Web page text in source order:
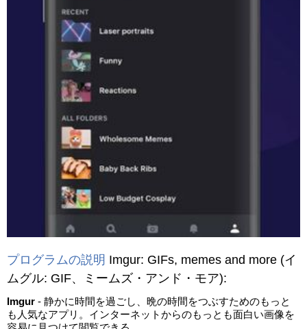
プログラムの説明 Imgur: GIFs, memes and more (イ
ムグル: GIF、ミームズ・アンド・モア):
Imgur - 静かに時間を過ごし、晩の時間をつぶすためのもっと
も人気なアプリ。インターネットからのもっとも面白い画像を